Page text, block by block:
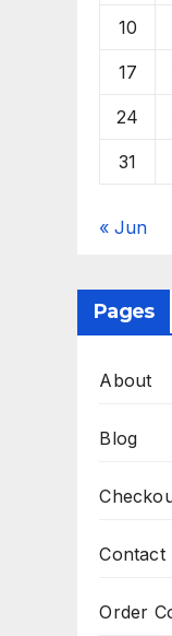
10
17
24
31
« Jun
Pages
About
Blog
Contact
Order